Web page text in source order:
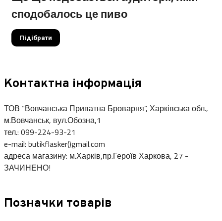
сподобалось це пиво
Підібрати
Контактна інформація
ТОВ “Вовчанська Приватна Броварня”, Харківська обл.,
м.Вовчанськ, вул.Обозна,1
тел.: 099-224-93-21
e-mail: butikflasker()gmail.com
адреса магазину: м.Харків,пр.Героїв Харкова, 27 -
ЗАЧИНЕНО!
Позначки товарів